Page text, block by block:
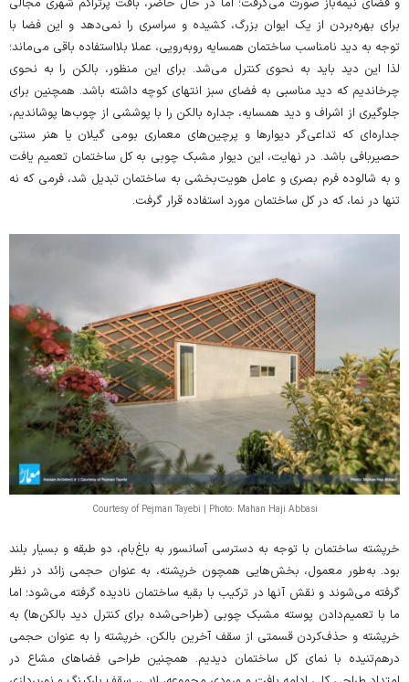
و فضای نیمه‌باز صورت می‌گرفت؛ اما در حال حاضر، بافت پرتراکم شهری مجالی
برای بهره‌بردن از یک ایوان بزرگ، کشیده و سراسری را نمی‌دهد و این فضا با
توجه به دید نامناسب ساختمان همسایه روبه‌رویی، عملا بلااستفاده باقی می‌ماند؛
لذا این دید باید به نحوی کنترل می‌شد. برای این منظور، بالکن را به نحوی
چرخاندیم که دید مناسبی به فضای سبز انتهای کوچه داشته باشد. همچنین برای
جلوگیری از اشراف و دید همسایه، جداره بالکن را با پوششی از چوب‌ها پوشاندیم،
جداره‌ای که تداعی‌گر دیوار‌ها و پرچین‌های معماری بومی گیلان یا هنر سنتی
حصیربافی باشد. در نهایت، این دیوار مشبک چوبی به کل ساختمان تعمیم یافت
و به شالوده فرم بصری و عامل هویت‌بخشی به ساختمان تبدیل شد، فرمی که نه
تنها در نما، که در کل ساختمان مورد استفاده قرار گرفت.
Courtesy of Pejman Tayebi | Photo: Mahan Haji Abbasi
خرپشته ساختمان با توجه به دسترسی آسانسور به باغ‌بام، دو طبقه و بسیار بلند
بود. به‌طور معمول، بخش‌هایی همچون خرپشته، به عنوان حجمی زائد در نظر
گرفته می‌شوند و نقش آنها در ترکیب با بقیه ساختمان نادیده گرفته می‌شود؛ اما
ما با تعمیم‌دادن پوسته مشبک چوبی (طراحی‌شده برای کنترل دید بالکن‌ها) به
خرپشته و حذف‌کردن قسمتی از سقف آخرین بالکن، خرپشته را به عنوان حجمی
درهم‌تنیده با نمای کل ساختمان دیدیم. همچنین طراحی فضاهای مشاع در